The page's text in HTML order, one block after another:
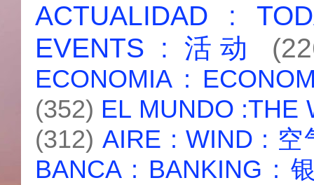
ACTUALIDAD :
EVENTS : 活动
ECONOMIA :
(352) EL MUNDO :THE
(312) AIRE : WIND : 空
BANCA : BANKING :